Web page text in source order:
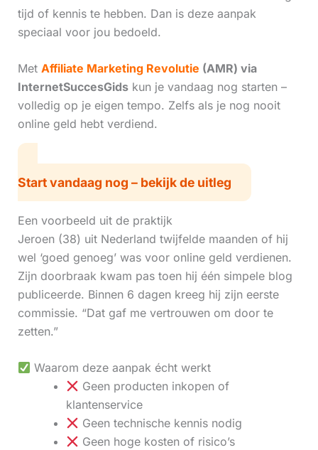
tijd of kennis te hebben. Dan is deze aanpak
speciaal voor jou bedoeld.
Met Affiliate Marketing Revolutie (AMR) via
InternetSuccesGidskun je vandaag nog starten –
volledig op je eigen tempo. Zelfs als je nog nooit
online geld hebt verdiend.
Start vandaag nog – bekijk de uitleg
Een voorbeeld uit de praktijk
Jeroen (38) uit Nederland twijfelde maanden of hij
wel ‘goed genoeg’ was voor online geld verdienen.
Zijn doorbraak kwam pas toen hij één simpele blog
publiceerde. Binnen 6 dagen kreeg hij zijn eerste
commissie. “Dat gaf me vertrouwen om door te
zetten.”
Waarom deze aanpak écht werkt
Geen producten inkopen of
klantenservice
Geen technische kennis nodig
Geen hoge kosten of risico’s